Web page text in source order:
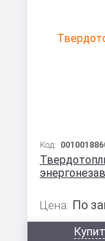
Код:
Цена: По